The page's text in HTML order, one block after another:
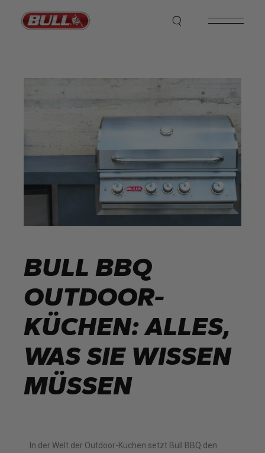
BULL BBQ
OUTDOOR-
KÜCHEN: ALLES,
WAS SIE WISSEN
MÜSSEN
In der Welt der Outdoor-Küchen setzt Bull BBQ den